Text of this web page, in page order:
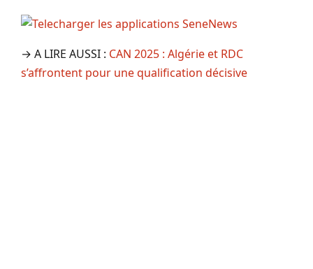
→ A LIRE AUSSI : CAN 2025 : Algérie et RDC
s’affrontent pour une qualification décisive